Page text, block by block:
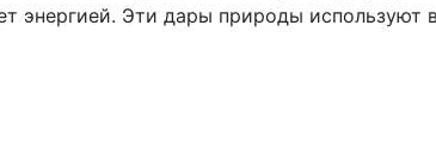
энергией. Эти дары природы используют